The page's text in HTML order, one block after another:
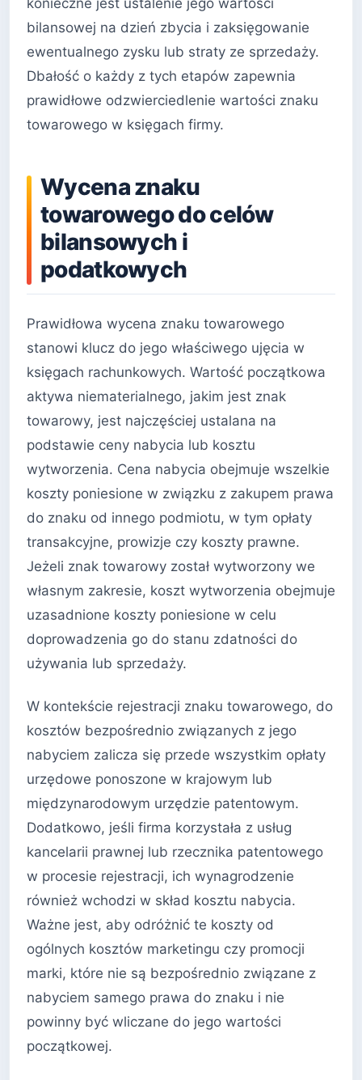
bilansowej na dzień zbycia i zaksięgowanie
ewentualnego zysku lub straty ze sprzedaży.
Dbałość o każdy z tych etapów zapewnia
prawidłowe odzwierciedlenie wartości znaku
towarowego w księgach firmy.
Wycena znaku
towarowego do celów
bilansowych i
podatkowych
Prawidłowa wycena znaku towarowego
stanowi klucz do jego właściwego ujęcia w
księgach rachunkowych. Wartość początkowa
aktywa niematerialnego, jakim jest znak
towarowy, jest najczęściej ustalana na
podstawie ceny nabycia lub kosztu
wytworzenia. Cena nabycia obejmuje wszelkie
koszty poniesione w związku z zakupem prawa
do znaku od innego podmiotu, w tym opłaty
transakcyjne, prowizje czy koszty prawne.
Jeżeli znak towarowy został wytworzony we
własnym zakresie, koszt wytworzenia obejmuje
uzasadnione koszty poniesione w celu
doprowadzenia go do stanu zdatności do
używania lub sprzedaży.
W kontekście rejestracji znaku towarowego, do
kosztów bezpośrednio związanych z jego
nabyciem zalicza się przede wszystkim opłaty
urzędowe ponoszone w krajowym lub
międzynarodowym urzędzie patentowym.
Dodatkowo, jeśli firma korzystała z usług
kancelarii prawnej lub rzecznika patentowego
w procesie rejestracji, ich wynagrodzenie
również wchodzi w skład kosztu nabycia.
Ważne jest, aby odróżnić te koszty od
ogólnych kosztów marketingu czy promocji
marki, które nie są bezpośrednio związane z
nabyciem samego prawa do znaku i nie
powinny być wliczane do jego wartości
początkowej.